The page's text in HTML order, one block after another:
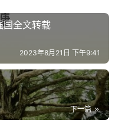
国全文转载
2023年8月21日 下午9:41
下一篇